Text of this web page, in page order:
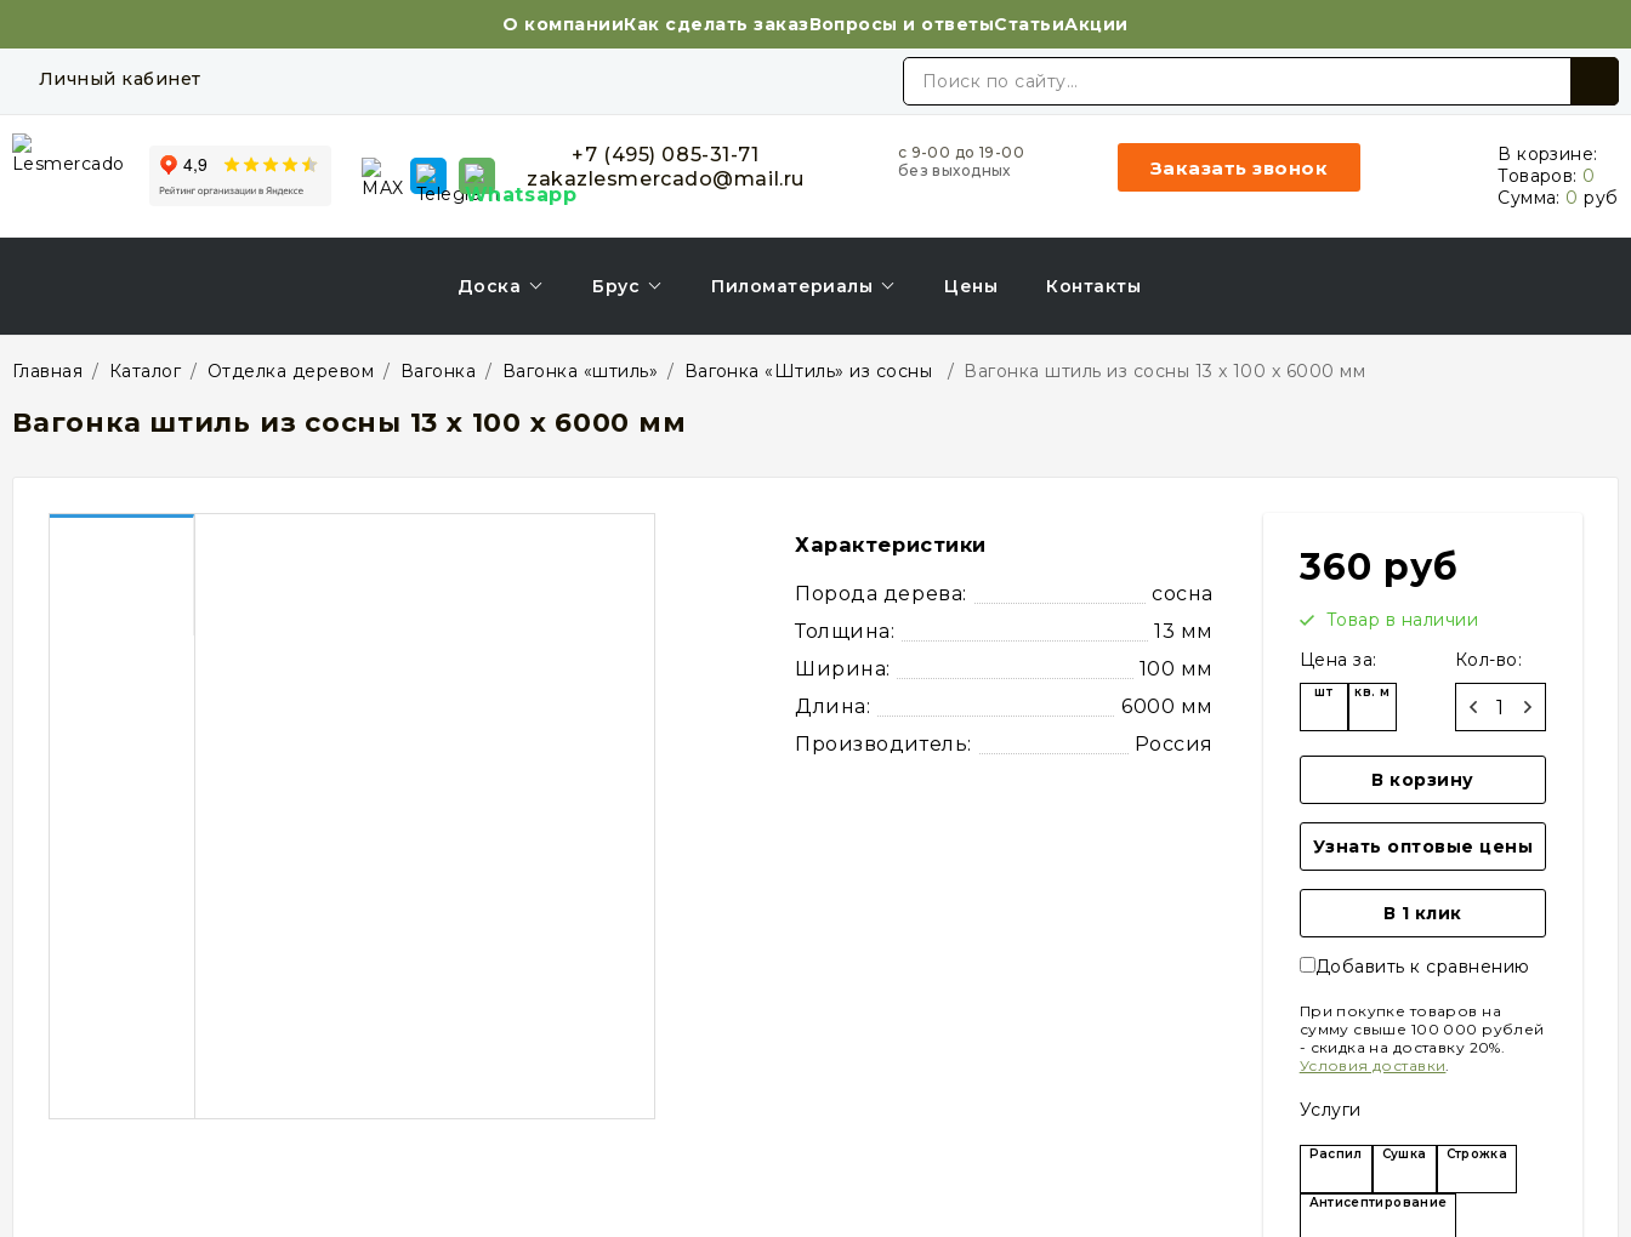
О компанииКак сделать заказВопросы и ответыСтатьиАкции
Личный кабинет
+7 (495) 085-31-71
zakazlesmercado@mail.ru
с 9-00 до 19-00
без выходных
Заказать звонок
В корзине:
Товаров: 0
Сумма: 0 руб
Доска Брус Пиломатериалы Цены Контакты
Главная / Каталог / Отделка деревом / Вагонка / Вагонка «штиль» / Вагонка «Штиль» из сосны / Вагонка штиль из сосны 13 x 100 x 6000 мм
Вагонка штиль из сосны 13 x 100 x 6000 мм
Характеристики
Порода дерева:
сосна
Толщина:
13 мм
Ширина:
100 мм
Длина:
6000 мм
Производитель:
Россия
360 руб
Товар в наличии
Цена за:
шт кв. м
Кол-во:
В корзину
Узнать оптовые цены
В 1 клик
Добавить к сравнению
При покупке товаров на
сумму свыше 100 000 рублей
- скидка на доставку 20%.
Условия доставки.
Услуги
Распил Сушка Строжка
Антисептирование